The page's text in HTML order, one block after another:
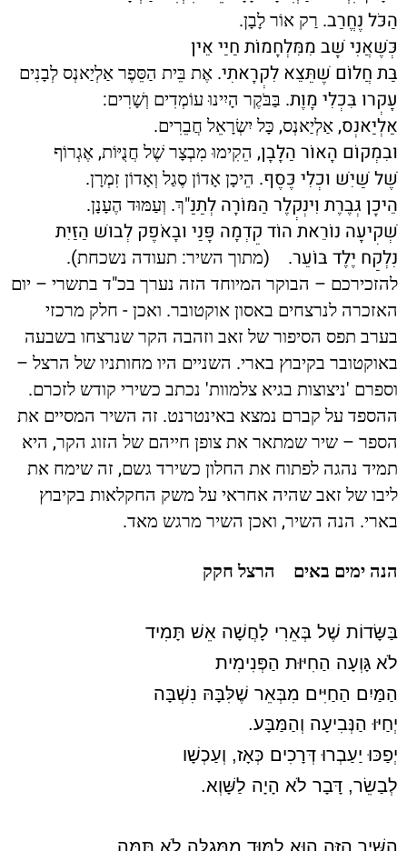
הַכֹּל נֶחֱרַב. רַק אוֹר לָבָן.
כְּשֶׁאֲנִי שָׁב מִמִּלְחָמוֹת חַיַּי אֵין
בַּת חֲלוֹם שֶׁתֵּצֵא לִקְרָאתִי. אֶת בֵּית הַסֵּפֶר אַלְיַאנְס לְבָנִים
עָקְרוּ בִּכְלִי מָוֶת. בַּבֹּקֶר הָיִינוּ עוֹמְדִים וְשָׁרִים:
אַלְיַאנְס, אַלְיַאנְס, כָּל יִשְׂרָאֵל חֲבֵרִים.
וּבִמְקוֹם הָאוֹר הַלָּבָן, הֵקִימוּ מִבְצָר שֶׁל חֲנֻיּוֹת, אֶגְרוֹף
שֶׁל שַׁיִשׁ וּכְלִי כֶּסֶף. הֵיכָן אָדוֹן סֶגַל וְאָדוֹן זִמְרָן.
הֵיכָן גְּבֶרֶת וִינְקְלֶר הַמּוֹרָה לְתַנַ"ךְ. וְעַמּוּד הֶעָנָן.
שְׁקִיעָה נוֹרֵאת הוֹד קֵדְמָה פָּנַי וּבָאֹפֶק לְבוּשׁ הַזַּיִת
נִלְקַח יֶלֶד בּוֹעֵר.
(מתוך השיר: תעודה נשכחת).
להזכירכם – הבוקר המיוחד הזה נערך בכ"ד בתשרי – יום
האזכרה לנרצחים באסון אוקטובר. ואכן - חלק מרכזי
בערב תפס הסיפור של זאב וזהבה הקר שנרצחו בשבעה
באוקטובר בקיבוץ בארי. השניים היו מחותניו של הרצל –
וספרם 'ניצוצות בגיא צלמוות' נכתב כשירי קודש לזכרם.
ההספד על קברם נמצא באינטרנט. זה השיר המסיים את
הספר – שיר שמתאר את צופן חייהם של הזוג הקר, היא
תמיד נהגה לפתוח את החלון כשירד גשם, זה שימח את
ליבו של זאב שהיה אחראי על משק החקלאות בקיבוץ
בארי. הנה השיר, ואכן השיר מרגש מאד.
הנה ימים באים הרצל חקק
בַּשָּׂדוֹת שֶׁל בְּאֵרִי לָחֲשָׁה אֵשׁ תָּמִיד
לֹא גָּוְעָה הַחִיּוּת הַפְּנִימִית
הַמַּיִם הַחַיִּים מִבְּאֵר שֶׁלִּבָּהּ נִשְׁבָּה
יְחַיּוּ הַנְּבִיעָה וְהַמַּבָּע.
יְפַכּוּ יַעַבְרוּ דְּרָכִים כְּאָז, וְעַכְשָׁו
לְבַשֵׂר, דָּבָר לֹא הָיָה לַשָּׁוְא.
הַשִּׁיר הַזֶּה הוּא לִמּוּד מִמְּגִלָּה לֹא תַּמָּה